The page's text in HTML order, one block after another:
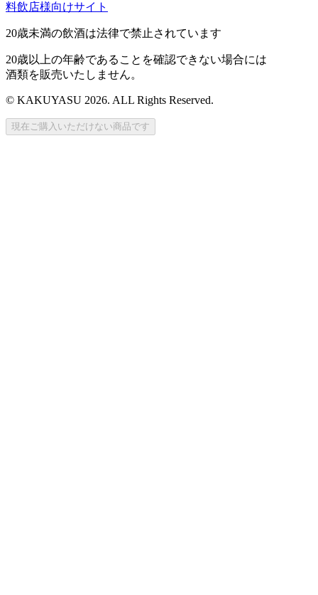
料飲店様向けサイト
20歳未満の飲酒は法律で禁止されています
20歳以上の年齢であることを確認できない場合には
酒類を販売いたしません。
© KAKUYASU 2026. ALL Rights Reserved.
現在ご購入いただけない商品です